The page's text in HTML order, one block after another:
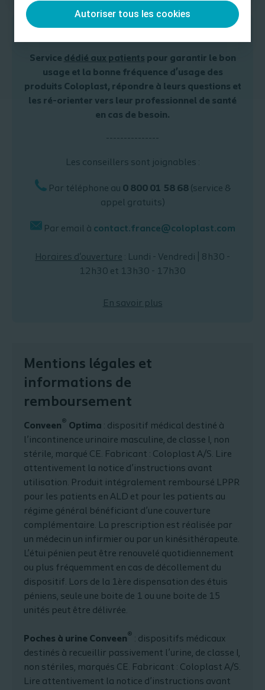
Autoriser tous les cookies
Service dédié aux patients pour garantir le bon
usage et la bonne fréquence d’usage des
produits Coloplast, répondre à leurs questions et
les ré-orienter vers leur professionnel de santé
en cas de besoin.
---------------
Les conseillers sont joignables :
Par téléphone au 0 800 01 58 68 (service &
appel gratuits)
Par email à contact.france@coloplast.com
Horaires d'ouverture : Lundi - Vendredi | 8h30 -
12h30 et 13h30 - 17h30
En savoir plus
Mentions légales et
informations de
remboursement
Conveen® Optima : dispositif médical destiné à
l’incontinence urinaire masculine, de classe I, non
stérile, marqué CE. Fabricant : Coloplast A/S. Lire
attentivement la notice d’instructions avant
utilisation. Produit intégralement remboursé LPPR
pour les patients en ALD et pour les patients au
régime général bénéficiant d’une couverture
complémentaire. La prescription est réalisée par
un médecin un infirmier ou par un kinésithérapeute.
L’étui pénien peut être renouvelé quotidiennement
ou plus fréquemment en cas de décollement du
dispositif. Lors de la 1ère dispensation des étuis
péniens, seule une boite de 1 ou une boite de 15
unités peut être délivrée.
Poches à urine Conveen® : dispositifs médicaux
destinés à recueillir passivement l’urine, de classe I,
non stériles, marqués CE. Fabricant : Coloplast A/S.
Lire attentivement la notice d’instructions avant